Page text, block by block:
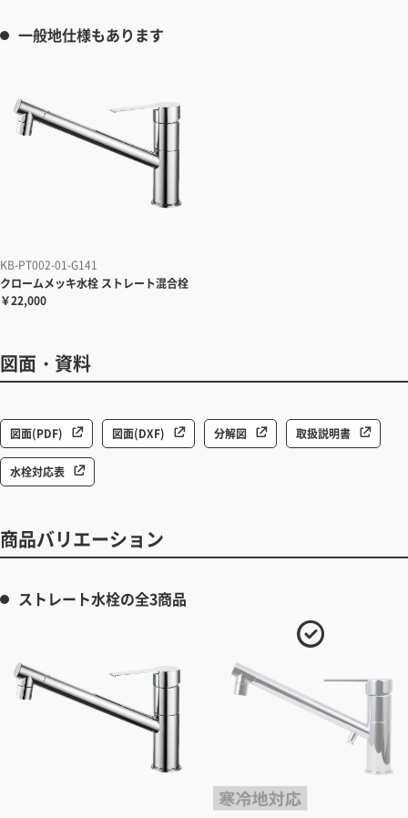
一般地仕様もあります
KB-PT002-01-G141
クロームメッキ水栓 ストレート混合栓
￥22,000
図面・資料
図面(PDF) 図面(DXF) 分解図 取扱説明書
水栓対応表
商品バリエーション
ストレート水栓の全3商品